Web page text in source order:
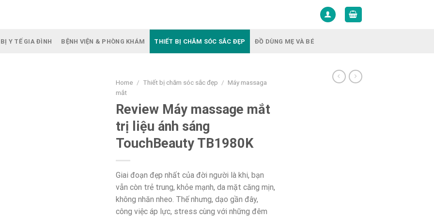
Y TẾ GIA ĐÌNH BỆNH VIỆN & PHÒNG KHÁM THIẾT BỊ CHĂM SÓC SẮC ĐẸP ĐỒ DÙNG MẸ VÀ BÉ
Home / Thiết bị chăm sóc sắc đẹp / Máy massaga
mắt
Review Máy massage mắt
trị liệu ánh sáng
TouchBeauty TB1980K
Giai đoạn đẹp nhất của đời người là khi, bạn
vẫn còn trẻ trung, khỏe mạnh, da mặt căng mịn,
không nhăn nheo. Thế nhưng, dạo gần đây,
công việc áp lực, stress cùng với những đêm